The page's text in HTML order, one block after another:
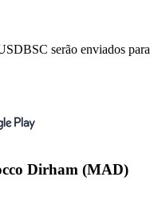
serão enviados para
Dirham (MAD)